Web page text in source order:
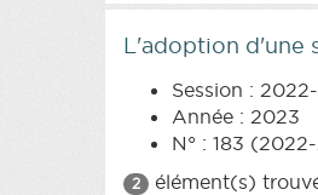
L'adoption d'une
Session :
Année : 2023
N° : 183
2 élément(s)